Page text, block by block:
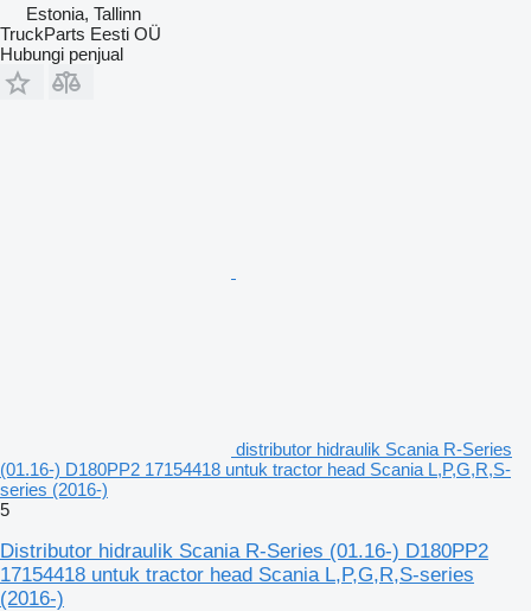
Estonia, Tallinn
TruckParts Eesti OÜ
Hubungi penjual
distributor hidraulik Scania R-Series
(01.16-) D180PP2 17154418 untuk tractor head Scania L,P,G,R,S-
series (2016-)
5
Distributor hidraulik Scania R-Series (01.16-) D180PP2
17154418 untuk tractor head Scania L,P,G,R,S-series
(2016-)